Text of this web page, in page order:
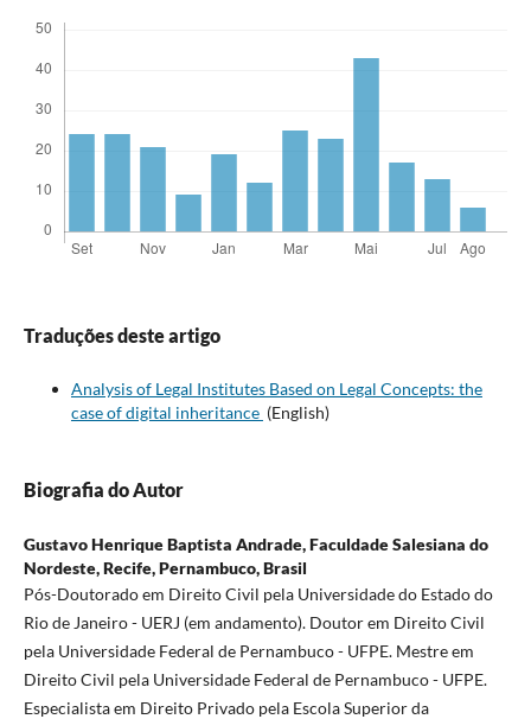
Traduções deste artigo
Analysis of Legal Institutes Based on Legal Concepts: the
case of digital inheritance (English)
Biografia do Autor
Gustavo Henrique Baptista Andrade,Faculdade Salesiana do
Nordeste, Recife, Pernambuco, Brasil
Pós-Doutorado em Direito Civil pela Universidade do Estado do
Rio de Janeiro - UERJ (em andamento). Doutor em Direito Civil
pela Universidade Federal de Pernambuco - UFPE. Mestre em
Direito Civil pela Universidade Federal de Pernambuco - UFPE.
Especialista em Direito Privado pela Escola Superior da